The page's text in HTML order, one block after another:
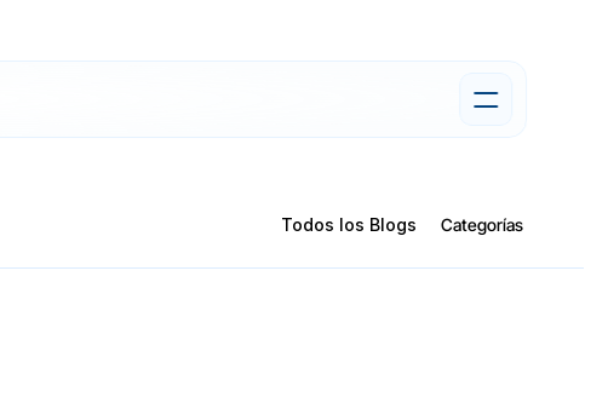
Todos los Blogs Categorías